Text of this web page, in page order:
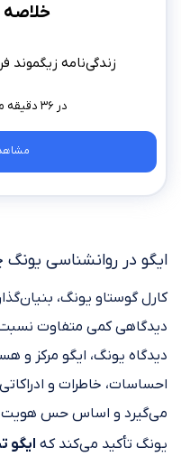
خلاصه
زندگی‌نامه زیگموند
در ۳۶ دقیقه مطالعه کنید
ایگو در روانشناسی
کارل گوستاو یونگ،
دیدگاهی کمی متفاوت نسبت
دیدگاه یونگ، ایگو مرکز و
احساسات، خاطرات و
می‌گیرد و اساس حس هویت
یونگ تأکید می‌کند که ایگو